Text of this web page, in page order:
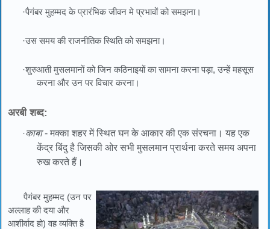
·पैगंबर मुहम्मद के प्रारंभिक जीवन मे प्रभावों को समझना।
·उस समय की राजनीतिक स्थिति को समझना।
·शुरुआती मुसलमानों को जिन कठिनाइयों का सामना करना पड़ा, उन्हें महसूस
करना और उन पर विचार करना।
अरबी शब्द:
·काबा- मक्का शहर में स्थित घन के आकार की एक संरचना। यह एक
केंद्र बिंदु है जिसकी ओर सभी मुसलमान प्रार्थना करते समय अपना
रुख करते हैं।
पैगंबर मुहम्मद (उन पर
अल्लाह की दया और
आशीर्वाद हो) वह व्यक्ति है